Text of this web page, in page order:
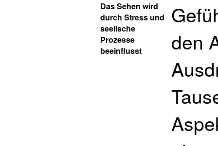
Das Sehen wird
durch Stress und
seelische
Prozesse
beeinflusst
den